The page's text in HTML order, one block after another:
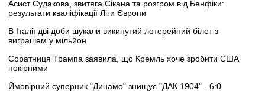
Асист Судакова, звитяга Сікана та розгром від Бенфіки:
результати кваліфікації Ліги Європи
В Італії дві доби шукали викинутий лотерейний білет з
виграшем у мільйон
Соратниця Трампа заявила, що Кремль хоче зробити США
покірними
Ймовірний суперник "Динамо" знищує "ДАК 1904" - 6:0